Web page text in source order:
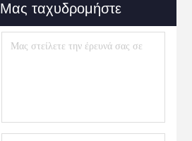
Μας ταχυδρομήστε